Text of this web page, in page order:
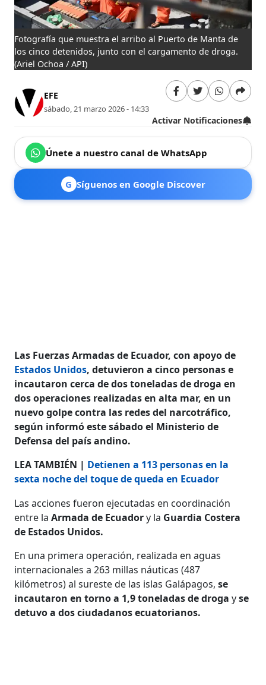
Fotografía que muestra el arribo al Puerto de Manta de
los cinco detenidos, junto con el cargamento de droga.
(Ariel Ochoa / API)
EFE
sábado, 21 marzo 2026 - 14:33
Activar Notificaciones
Únete a nuestro canal de WhatsApp
G Síguenos en Google Discover
Las Fuerzas Armadas de Ecuador, con apoyo de
Estados Unidos, detuvieron a cinco personas e
incautaron cerca de dos toneladas de droga en
dos operaciones realizadas en alta mar, en un
nuevo golpe contra las redes del narcotráfico,
según informó este sábado el Ministerio de
Defensa del país andino.
LEA TAMBIÉN | Detienen a 113 personas en la
sexta noche del toque de queda en Ecuador
Las acciones fueron ejecutadas en coordinación
entre laArmada de Ecuadory la Guardia Costera
de Estados Unidos.
En una primera operación, realizada en aguas
internacionales a 263 millas náuticas (487
kilómetros) al sureste de las islas Galápagos,se
incautaron en torno a 1,9 toneladas de droga yse
detuvo a dos ciudadanos ecuatorianos.